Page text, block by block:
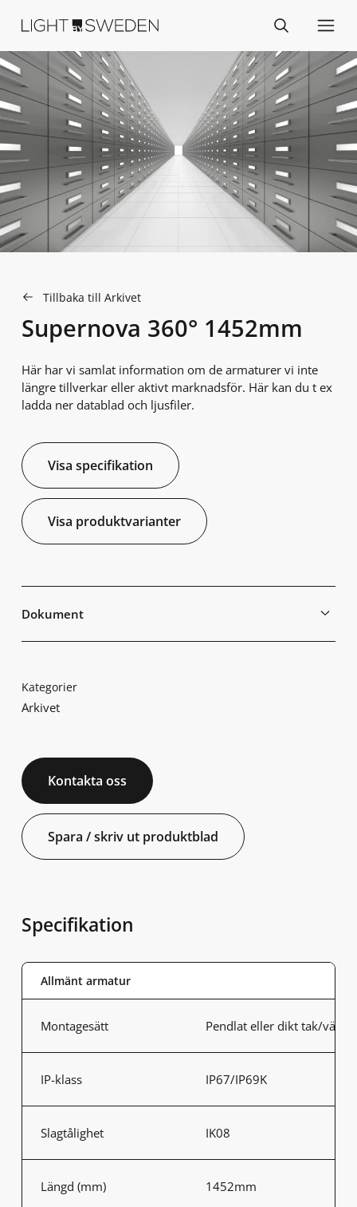
Tillbaka till Arkivet
Supernova 360° 1452mm
Här har vi samlat information om de armaturer vi inte
längre tillverkar eller aktivt marknadsför. Här kan du t ex
ladda ner datablad och ljusfiler.
Visa specifikation
Visa produktvarianter
Dokument
Kategorier
Arkivet
Kontakta oss
Spara / skriv ut produktblad
Specifikation
Allmänt armatur
Montagesätt Pendlat eller dikt tak/vägg
IP-klass IP67/IP69K
Slagtålighet IK08
Längd (mm) 1452mm